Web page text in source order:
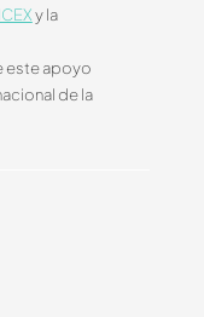
ICEXy la
este apoyo
de la